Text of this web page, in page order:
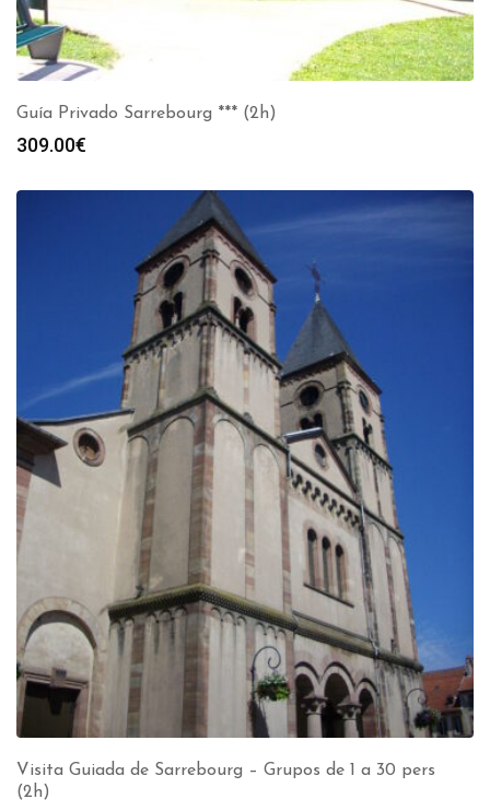
Guía Privado Sarrebourg *** (2h)
309.00€
Visita Guiada de Sarrebourg – Grupos de 1 a 30 pers
(2h)